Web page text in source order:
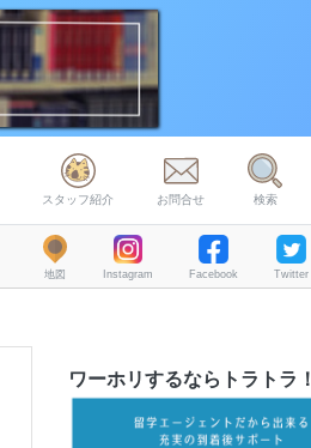
スタッフ紹介 お問合せ 検索
地図 Instagram Facebook Twitter
ワーホリするならトラトラ！